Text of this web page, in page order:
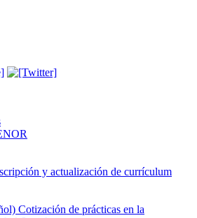
y actualización de currículum
Cotización de prácticas en la